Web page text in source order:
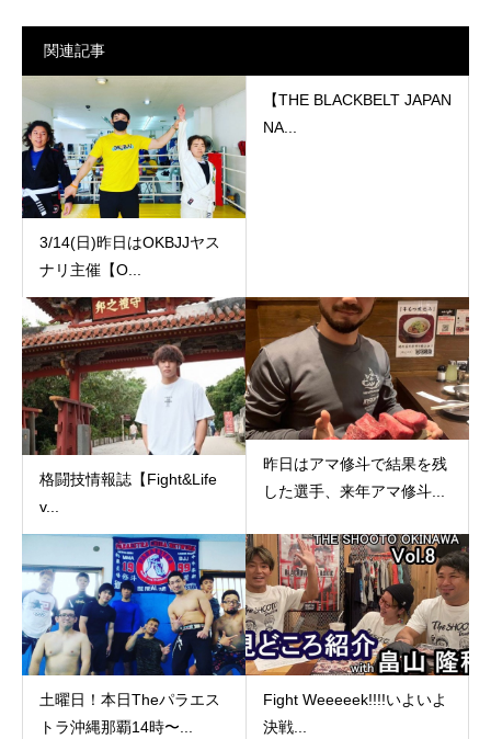
関連記事
3/14(日)昨日はOKBJJヤス
ナリ主催【O...
【THE BLACKBELT JAPAN
NA...
格闘技情報誌【Fight&Life
v...
昨日はアマ修斗で結果を残
した選手、来年アマ修斗...
土曜日！本日Theパラエス
トラ沖縄那覇14時〜...
Fight Weeeeek!!!!いよいよ
決戦...